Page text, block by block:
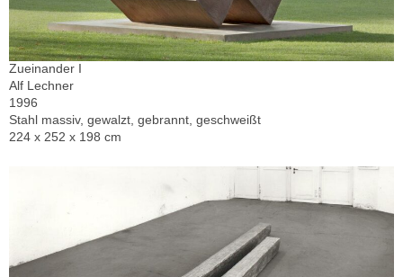
Zueinander I
Alf Lechner
1996
Stahl massiv, gewalzt, gebrannt, geschweißt
224 x 252 x 198 cm